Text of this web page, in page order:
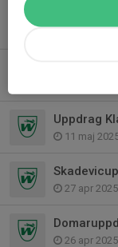
Träningar
Uppdrag
11 maj
27 apr 2025
26 apr 2025